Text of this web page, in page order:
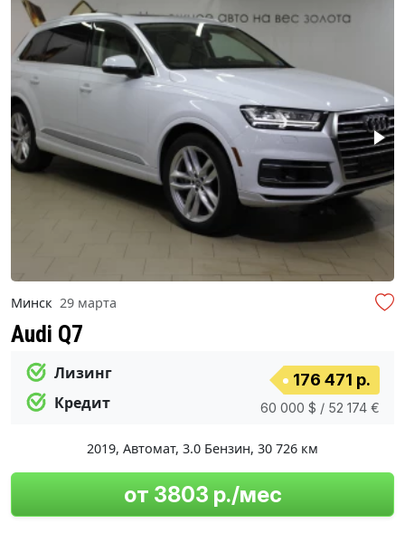
Минск 29 марта
Audi Q7
Лизинг
Кредит
176 471 р.
60 000 $ / 52 174 €
2019, Автомат, 3.0 Бензин, 30 726 км
от 3803 р./мес